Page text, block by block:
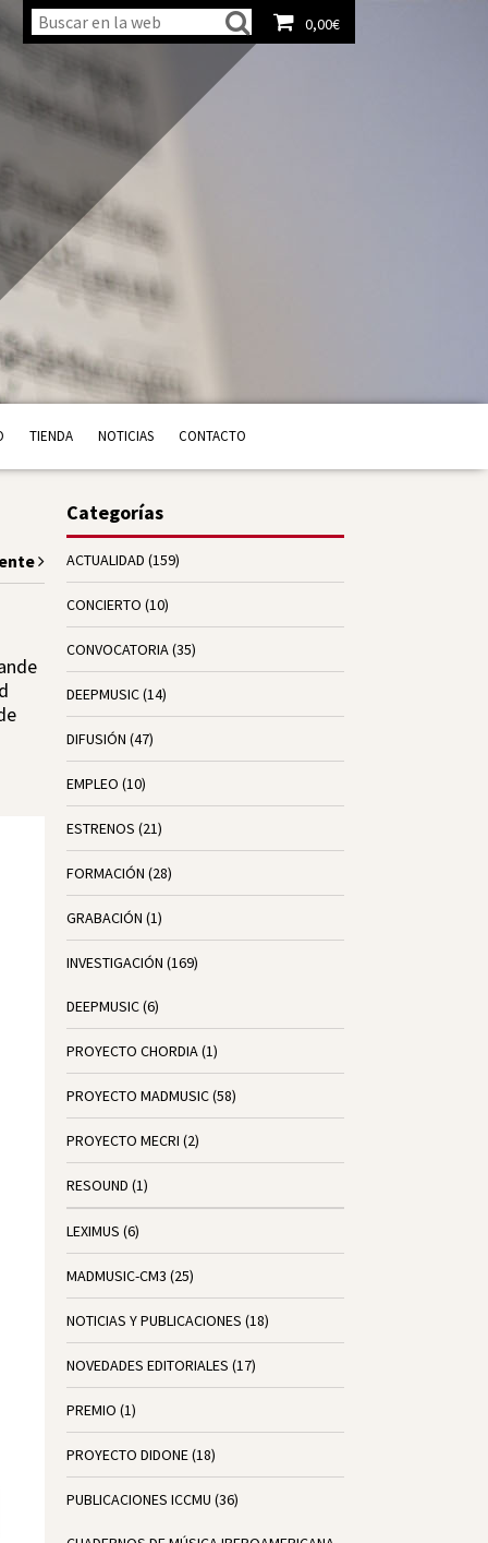
0,00€
TIENDA NOTICIAS CONTACTO
Categorías
ACTUALIDAD (159)
CONCIERTO (10)
CONVOCATORIA(35)
DEEPMUSIC(14)
DIFUSIÓN (47)
EMPLEO (10)
ESTRENOS (21)
FORMACIÓN (28)
GRABACIÓN (1)
INVESTIGACIÓN (169)
DEEPMUSIC(6)
PROYECTO CHORDIA(1)
PROYECTO MADMUSIC(58)
PROYECTO MECRI (2)
RESOUND (1)
LEXIMUS (6)
MADMUSIC-CM3 (25)
NOTICIAS Y PUBLICACIONES (18)
NOVEDADES EDITORIALES (17)
PREMIO (1)
PROYECTO DIDONE(18)
PUBLICACIONES ICCMU (36)